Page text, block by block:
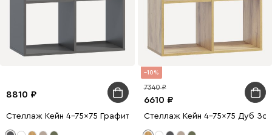
8810
Стеллаж Кейн 4-75x75 Графитовый
10
6610
7340
Стеллаж Кейн 4-75x75 Дуб